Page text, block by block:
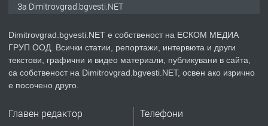
преди 2 месеца
ПРЕДЛАГА Къща в Странско
За Dimitrovgrad.bgvesti.NET
Dimitrovgrad.bgvesti.NET е собственост на ЕСКОМ МЕДИА
ГРУП ООД. Всички статии, репортажи, интервюта и други
текстови, графични и видео материали, публикувани в сайта,
са собственост на Dimitrovgrad.bgvesti.NET, освен ако изрично
е посочено друго.
Главен редактор Телефони